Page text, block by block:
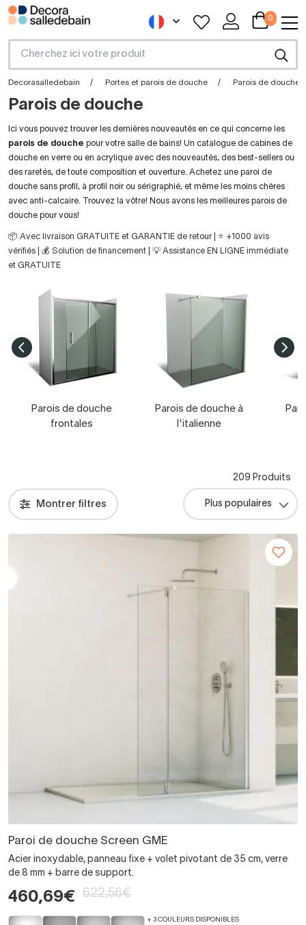
0
Decorasalledebain Portes et parois de douche Parois de douche
Parois de douche
Ici vous pouvez trouver les dernières nouveautés en ce qui concerne les
parois de douche pour votre salle de bains! Un catalogue de cabines de
douche en verre ou en acrylique avec des nouveautés, des best-sellers ou
des raretés, de toute composition et ouverture. Achetez une paroi de
douche sans profil, à profil noir ou sérigraphié, et même les moins chères
avec anti-calcaire. Trouvez la vôtre! Nous avons les meilleures parois de
douche pour vous!
📦 Avec livraison GRATUITE et GARANTIE de retour | ⭐ +1000 avis
vérifiés | 💰 Solution de financement | 💡 Assistance EN LIGNE immédiate
et GRATUITE
Parois de douche
frontales
Parois de douche à
l'italienne
Montrer filtres
209 Produits
Paroi de douche Screen GME
Acier inoxydable, panneau fixe + volet pivotant de 35 cm, verre
de 8 mm + barre de support.
460,69€ 622,56€
+ 3 COULEURS DISPONIBLES